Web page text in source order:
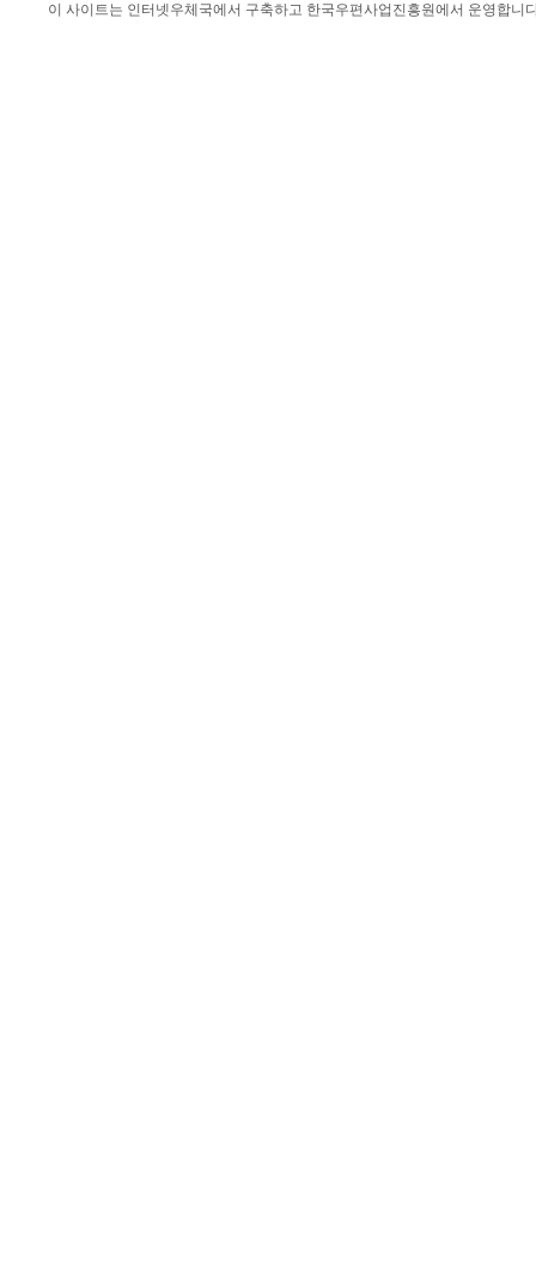
이 사이트는 인터넷우체국에서 구축하고 한국우편사업진흥원에서 운영합니